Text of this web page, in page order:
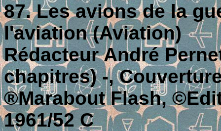
87. Les avions de la
l'aviation (Aviation)
Rédacteur André
chapitres) -,
®Marabout Flash,
1961/52 C